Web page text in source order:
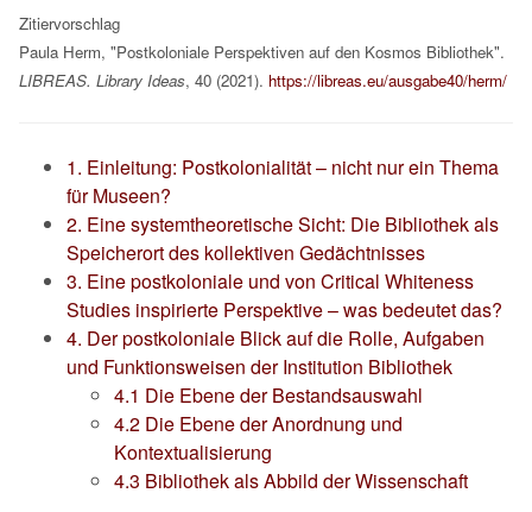
Zitiervorschlag
Paula Herm, "Postkoloniale Perspektiven auf den Kosmos Bibliothek".
LIBREAS. Library Ideas, 40 (2021). https://libreas.eu/ausgabe40/herm/
1. Einleitung: Postkolonialität – nicht nur ein Thema
für Museen?
2. Eine systemtheoretische Sicht: Die Bibliothek als
Speicherort des kollektiven Gedächtnisses
3. Eine postkoloniale und von Critical Whiteness
Studies inspirierte Perspektive – was bedeutet das?
4. Der postkoloniale Blick auf die Rolle, Aufgaben
und Funktionsweisen der Institution Bibliothek
4.1 Die Ebene der Bestandsauswahl
4.2 Die Ebene der Anordnung und
Kontextualisierung
4.3 Bibliothek als Abbild der Wissenschaft